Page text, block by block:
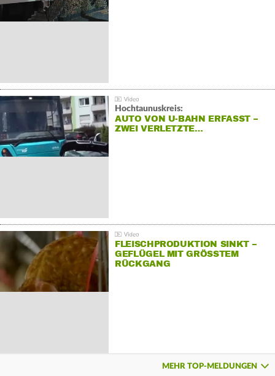
Hochtaunuskreis:
AUTO VON U-BAHN ERFASST –
ZWEI VERLETZTE…
FLEISCHPRODUKTION SINKT –
GEFLÜGEL MIT GRÖSSTEM R
ÜCKGANG
MEHR TOP-MELDUNGEN